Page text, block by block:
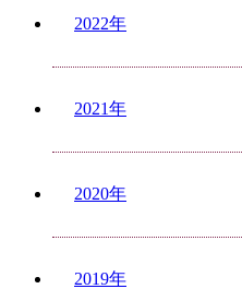
2022年
2021年
2020年
2019年